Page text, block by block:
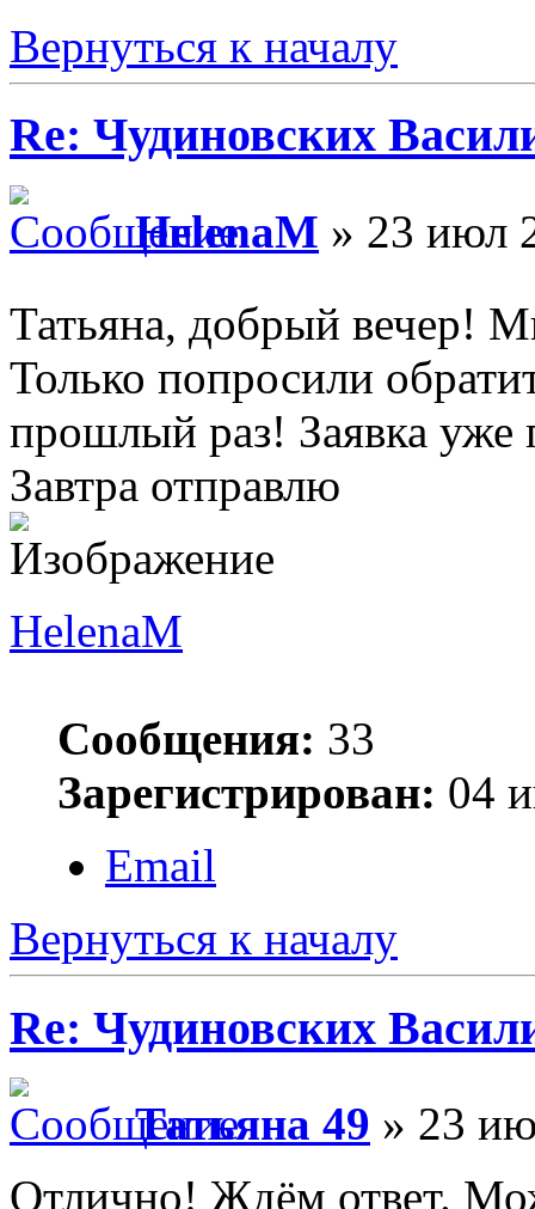
Вернуться к началу
Re: Чудиновских
HelenaM » 23 июл
Татьяна, добрый вечер!
Только попросили
прошлый раз! Заявка уже
Завтра отправлю
HelenaM
Сообщения: 33
Зарегистрирован: 04
Email
Вернуться к началу
Re: Чудиновских
Татьяна 49 » 23
Отлично! Ждём ответ.